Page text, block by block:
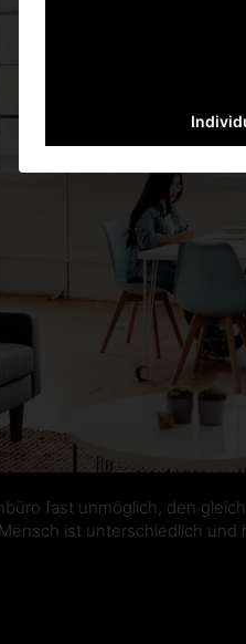
fast unmöglich, den
ist unterschiedlich